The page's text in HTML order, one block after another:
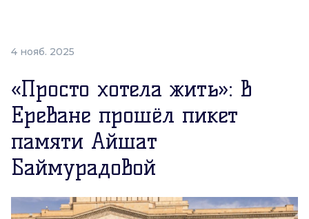
4 нояб. 2025
«Просто хотела жить»: в
Ереване прошёл пикет
памяти Айшат
Баймурадовой